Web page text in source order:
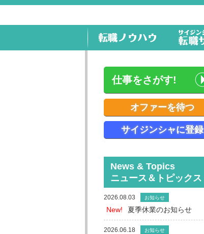
仕事をさがす!
オファーを待つ
サイジンシャに登録
News & Topics
ニュース＆トピックス
2026.08.03 お知らせ
New! 夏季休業のお知らせ
2026.06.18 お知らせ